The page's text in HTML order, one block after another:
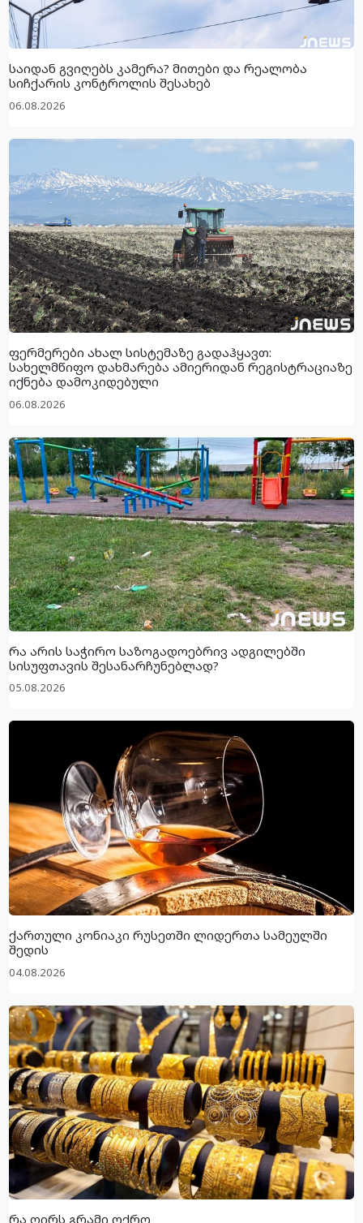
საიდან გვიღებს კამერა? მითები და რეალობა
სიჩქარის კონტროლის შესახებ
06.08.2026
ფერმერები ახალ სისტემაზე გადაჰყავთ:
სახელმწიფო დახმარება ამიერიდან რეგისტრაციაზე
იქნება დამოკიდებული
06.08.2026
რა არის საჭირო საზოგადოებრივ ადგილებში
სისუფთავის შესანარჩუნებლად?
05.08.2026
ქართული კონიაკი რუსეთში ლიდერთა სამეულში
შედის
04.08.2026
რა ღირს გრამი ოქრო